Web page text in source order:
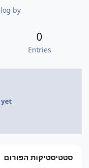
by
0
Entries
סטטיסטיקות הפורום